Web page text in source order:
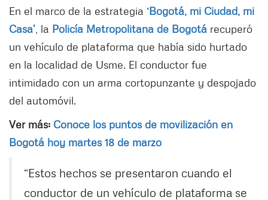
En el marco de la estrategia ‘Bogotá, mi Ciudad, mi
Casa’ , la Policía Metropolitana de Bogotá recuperó
un vehículo de plataforma que había sido hurtado
en la localidad de Usme. El conductor fue
intimidado con un arma cortopunzante y despojado
del automóvil.
Ver más: Conoce los puntos de movilización en
Bogotá hoy martes 18 de marzo
“Estos hechos se presentaron cuando el
conductor de un vehículo de plataforma se